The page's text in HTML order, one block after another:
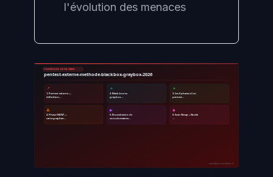
l'évolution des menaces
TECHNIQUES DE HACKING
pentest-externe-methode-blackbox-graybox-2026
📌
1. Pentest externe —
définition…
🔹
2. Black-box vs
gray-box …
🔸
3. Les 6 phases d'un
pentest…
🔺
4. Phase OSINT —
cartographier…
▶
5. Énumération de
sous-domaines…
◆
6. Scan Nmap + Nuclei
ayinedjimi-consultants.fr